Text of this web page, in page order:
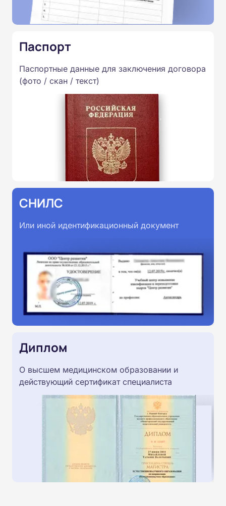
Паспорт
Паспортные данные для заключения договора
(фото / скан / текст)
СНИЛС
Или иной идентификационный документ
Диплом
О высшем медицинском образовании и
действующий сертификат специалиста